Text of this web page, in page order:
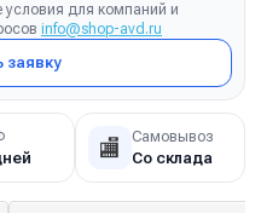
для компаний и
info@shop-avd.ru
🏬 Самовывоз
Со склада